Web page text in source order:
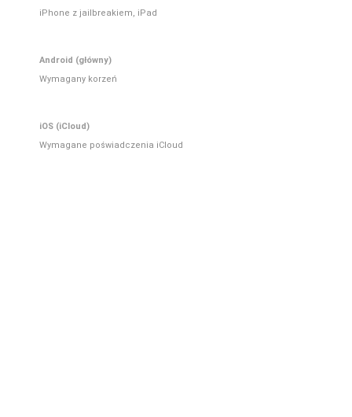
iPhone z jailbreakiem, iPad
Android (główny)
Wymagany korzeń
iOS (iCloud)
Wymagane poświadczenia iCloud